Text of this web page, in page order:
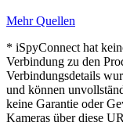
Mehr Quellen
* iSpyConnect hat
Verbindung zu den
Verbindungsdetails
und können
keine Garantie oder
Kameras über diese